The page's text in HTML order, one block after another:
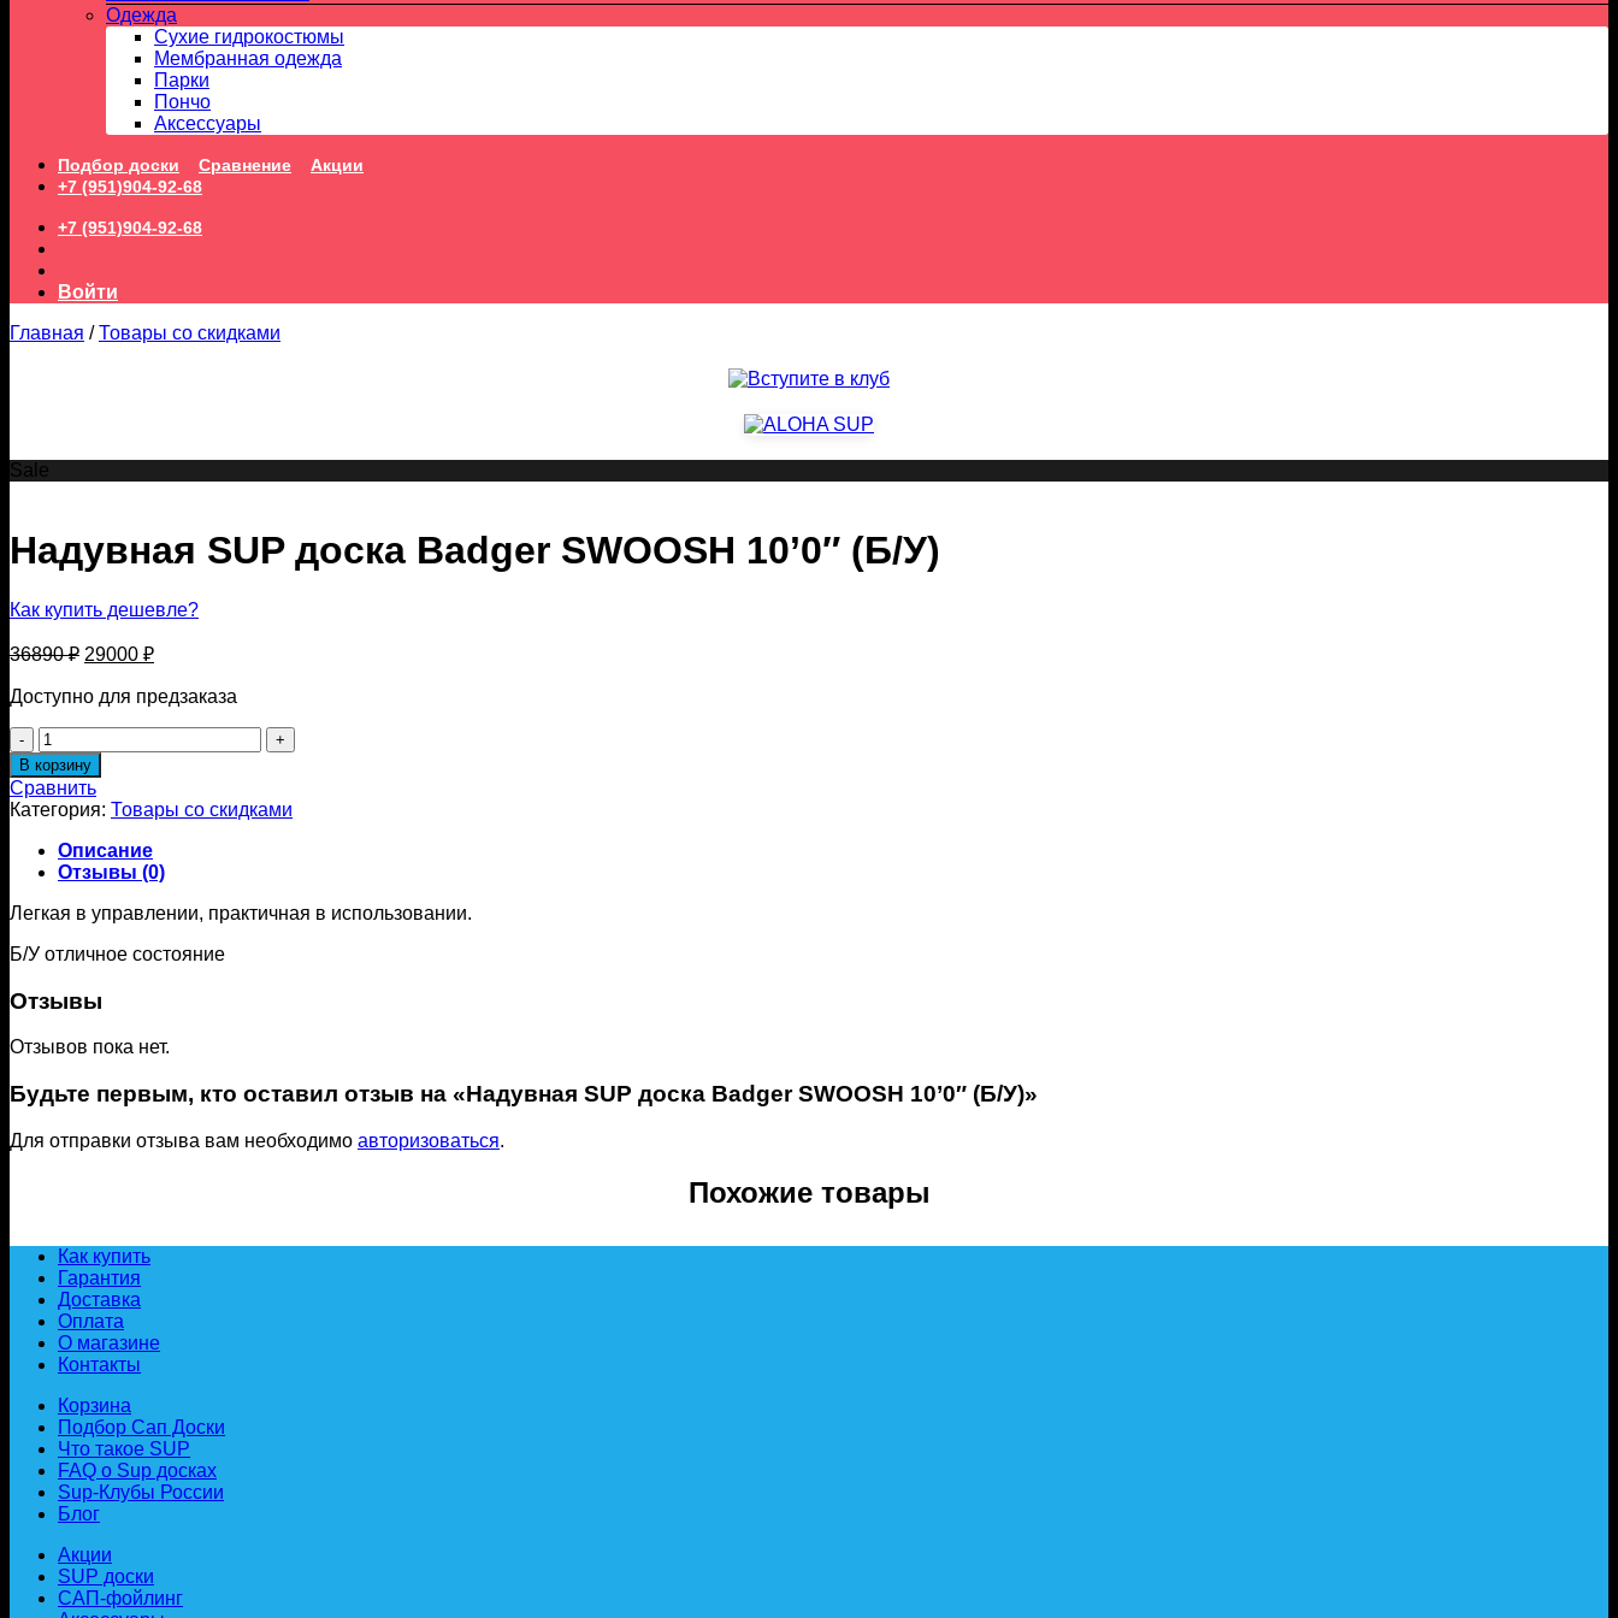
Одежда
Сухие гидрокостюмы
Мембранная одежда
Парки
Пончо
Аксессуары
Подбор доски Сравнение
Акции
+7 (951)904-92-68
+7 (951)904-92-68
Войти
Главная / Товары со скидками
Sale
Надувная SUP доска Badger SWOOSH 10’0″ (Б/У)
Как купить дешевле?
36890₽ Первоначальная
составляла
29000 ₽Текущая
29000 ₽.
Доступно для предзаказа
Количество
товара
Надувная
SUP
доска
Badger
SWOOSH
10'0"
(Б/
В корзину
Сравнить
Категория: Товары со скидками
Описание
Отзывы (0)
Легкая в управлении, практичная в использовании.
Б/У отличное состояние
Отзывы
Отзывов пока нет.
Будьте первым, кто оставил отзыв на «Надувная SUP доска Badger SWOOSH 10’0″ (Б/У)»
Для отправки отзыва вам необходимо авторизоваться.
Похожие товары
Как купить
Гарантия
Доставка
Оплата
О магазине
Контакты
Корзина
Подбор Сап Доски
Что такое SUP
FAQ о Sup досках
Sup-Клубы России
Блог
Акции
SUP доски
САП-фойлинг